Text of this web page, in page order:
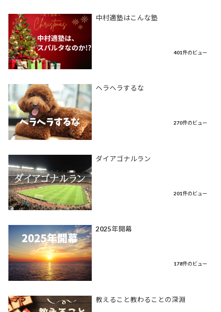
中村適塾はこんな塾
401件のビュー
ヘラヘラするな
270件のビュー
ダイアゴナルラン
201件のビュー
2025年開幕
178件のビュー
教えること教わることの深淵